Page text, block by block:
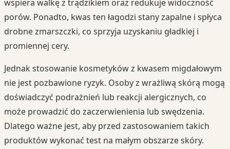
wspiera walkę z trądzikiem oraz redukuje widoczność
porów. Ponadto, kwas ten łagodzi stany zapalne i spłyca
drobne zmarszczki, co sprzyja uzyskaniu gładkiej i
promiennej cery.
Jednak stosowanie kosmetyków z kwasem migdałowym
nie jest pozbawione ryzyk. Osoby z wrażliwą skórą mogą
doświadczyć podrażnień lub reakcji alergicznych, co
może prowadzić do zaczerwienienia lub swędzenia.
Dlatego ważne jest, aby przed zastosowaniem takich
produktów wykonać test na małym obszarze skóry.